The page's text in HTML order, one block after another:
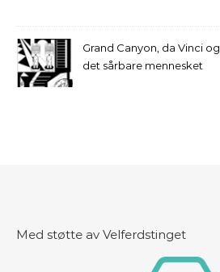
Grand Canyon, da Vinci og
det sårbare mennesket
Med støtte av Velferdstinget